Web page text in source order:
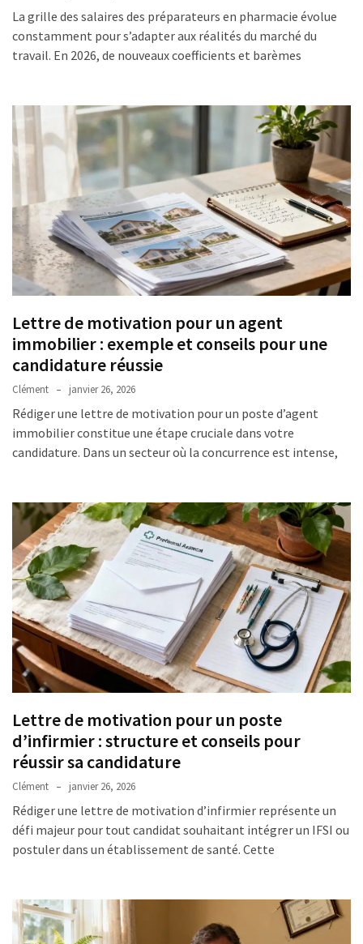
La grille des salaires des préparateurs en pharmacie évolue
constamment pour s’adapter aux réalités du marché du
travail. En 2026, de nouveaux coefficients et barèmes
Lettre de motivation pour un agent
immobilier : exemple et conseils pour une
candidature réussie
Clément janvier 26, 2026
Rédiger une lettre de motivation pour un poste d’agent
immobilier constitue une étape cruciale dans votre
candidature. Dans un secteur où la concurrence est intense,
Lettre de motivation pour un poste
d’infirmier : structure et conseils pour
réussir sa candidature
Clément janvier 26, 2026
Rédiger une lettre de motivation d’infirmier représente un
défi majeur pour tout candidat souhaitant intégrer un IFSI ou
postuler dans un établissement de santé. Cette